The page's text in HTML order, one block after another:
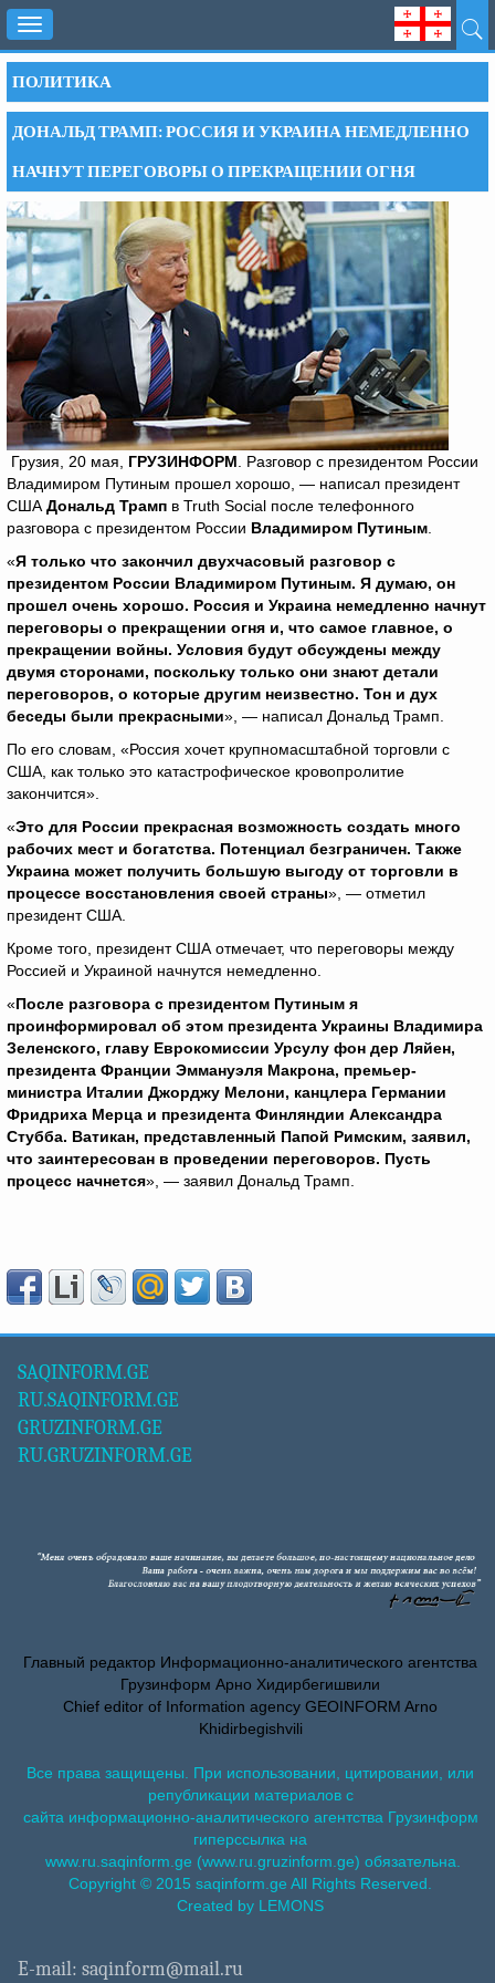
Toggle
navigation
ПОЛИТИКА
ДОНАЛЬД ТРАМП: РОССИЯ И УКРАИНА НЕМЕДЛЕННО
НАЧНУТ ПЕРЕГОВОРЫ О ПРЕКРАЩЕНИИ ОГНЯ
Грузия, 20 мая, ГРУЗИНФОРМ . Разговор с президентом России
Владимиром Путиным прошел хорошо, — написал президент
США Дональд Трамп в Truth Social после телефонного
разговора с президентом России Владимиром Путиным
«Я только что закончил двухчасовый разговор с
президентом России Владимиром Путиным. Я думаю, он
прошел очень хорошо. Россия и Украина немедленно начнут
переговоры о прекращении огня и, что самое главное, о
прекращении войны. Условия будут обсуждены между
двумя сторонами, поскольку только они знают детали
переговоров, о которые другим неизвестно. Тон и дух
беседы были прекрасными», — написал Дональд Трамп.
По его словам, «Россия хочет крупномасштабной торговли с
США, как только это катастрофическое кровопролитие
закончится».
«Это для России прекрасная возможность создать много
рабочих мест и богатства. Потенциал безграничен. Также
Украина может получить большую выгоду от торговли в
процессе восстановления своей страны», — отметил
президент США.
Кроме того, президент США отмечает, что переговоры между
Россией и Украиной начнутся немедленно.
«После разговора с президентом Путиным я
проинформировал об этом президента Украины Владимира
Зеленского, главу Еврокомиссии Урсулу фон дер Ляйен,
президента Франции Эммануэля Макрона, премьер-
министра Италии Джорджу Мелони, канцлера Германии
Фридриха Мерца и президента Финляндии Александра
Стубба. Ватикан, представленный Папой Римским, заявил,
что заинтересован в проведении переговоров. Пусть
процесс начнется», — заявил Дональд Трамп.
SAQINFORM.GE
RU.SAQINFORM.GE
GRUZINFORM.GE
RU.GRUZINFORM.GE
Главный редактор Информационно-аналитического агентства
Грузинформ Арно Хидирбегишвили
Chief editor of Information agency GEOINFORM Arno
Khidirbegishvili
Все права защищены. При использовании, цитировании, или
републикации материалов с
сайта информационно-аналитического агентства Грузинформ
гиперссылка на
www.ru.saqinform.ge (www.ru.gruzinform.ge) обязательна.
Copyright © 2015 saqinform.ge All Rights Reserved.
Created by LEMONS
E-mail: saqinform@mail.ru